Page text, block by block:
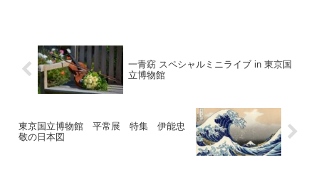
一青窈 スペシャルミニライブ in 東京国
立博物館
東京国立博物館 平常展 特集 伊能忠
敬の日本図